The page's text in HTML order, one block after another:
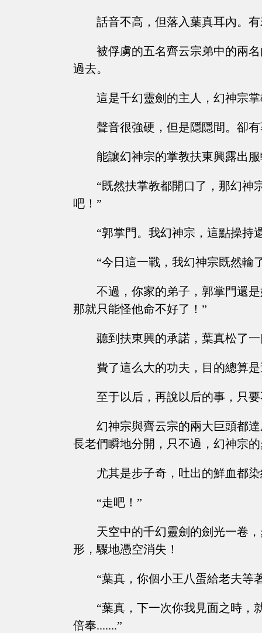
話音不高，但落入葉真耳內。
被俘虜的五名齊云宗弟中的兩
過去。
這是千幻靈劍的主人，幻神宗
聲音很強硬，但是隱隱間。卻
能讓幻神宗的掌教扶東興露出
“既然扶掌教都開口了，那幻神
吧！”
“郭掌門。我幻神宗，這點操持
“今日這一戰，我幻神宗既然輸
不過，你家的弟子，郭掌門還
那就只能怪他命不好了！”
聽到扶東興的承諾，葉真松了
費了這么大的功夫，目的總算
至于以后，再說以后的事，只
幻神宗與齊云宗的兩大巨頭都
長老們瞬地分開，只不過，幻神宗
尤其是步子奇，吐出的鮮血都
“走吧！”
天空中的千幻靈劍的劍光一卷
形，驟地憑空消失！
“葉真，你個小王八蛋給老夫等
“葉真，下一次你我見面之時，
倍奉.......”